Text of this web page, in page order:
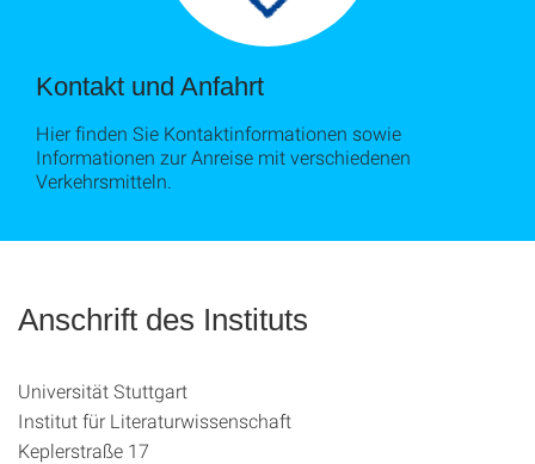
Kontakt und Anfahrt
Hier finden Sie Kontaktinformationen sowie
Informationen zur Anreise mit verschiedenen
Verkehrsmitteln.
Anschrift des Instituts
Universität Stuttgart
Institut für Literaturwissenschaft
Keplerstraße 17